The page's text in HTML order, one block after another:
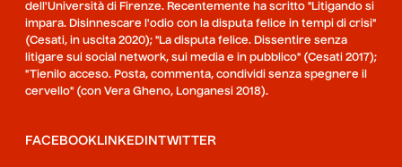
dell'Università di Firenze. Recentemente ha scritto "Litigando si
impara. Disinnescare l'odio con la disputa felice in tempi di crisi"
(Cesati, in uscita 2020); "La disputa felice. Dissentire senza
litigare sui social network, sui media e in pubblico" (Cesati 2017);
"Tienilo acceso. Posta, commenta, condividi senza spegnere il
cervello" (con Vera Gheno, Longanesi 2018).
FACEBOOKLINKEDIN TWITTER